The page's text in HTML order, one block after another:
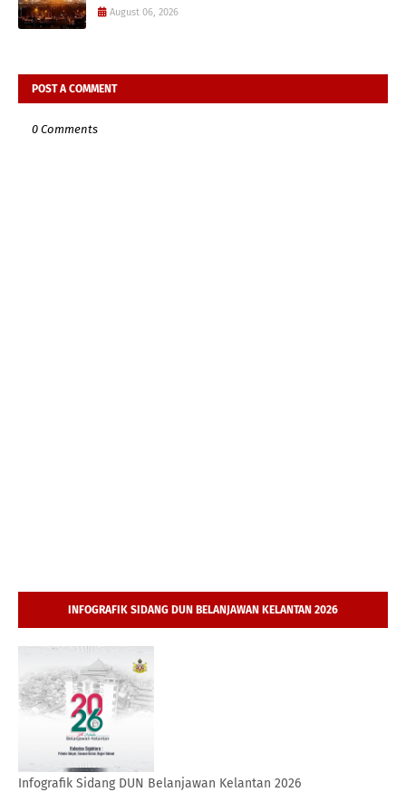
August 06, 2026
POST A COMMENT
0 Comments
INFOGRAFIK SIDANG DUN BELANJAWAN KELANTAN 2026
Infografik Sidang DUN Belanjawan Kelantan 2026